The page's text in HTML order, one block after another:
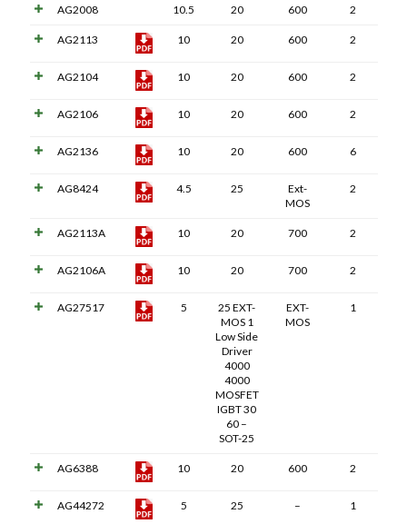
AG2008 10.5 20 600 2
AG2113 10 20 600 2
AG2104 10 20 600 2
AG2106 10 20 600 2
AG2136 10 20 600 6
AG8424 4.5 25
Ext-
MOS
2
AG2113A 10 20 700 2
AG2106A 10 20 700 2
AG27517 5
25 EXT-
MOS 1
Low Side
Driver
4000
4000
MOSFET
IGBT 30
60 –
SOT-25
EXT-
MOS
1
AG6388 10 20 600 2
AG44272 5 25 – 1